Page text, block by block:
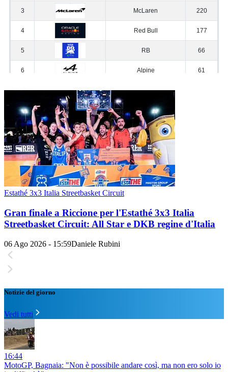
Estathé 3x3 Italia Streetbasket Circuit
Gran finale a Riccione per l'Estathé 3x3 Italia
Streetbasket Circuit: All Star e DKB regine d'Italia
06 Ago 2026 - 15:59Daniele Rubini
Notizie del giorno
Vedi tutti
16:44
MotoGP, Bagnaia: "Non è possibile andare così, ma non ero solo io